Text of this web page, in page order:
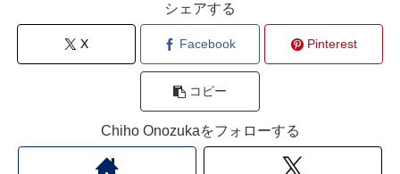
シェアする
X Facebook Pinterest
コピー
Chiho Onozukaをフォローする